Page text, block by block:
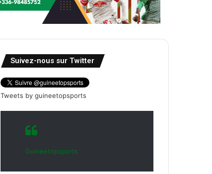
Suivez-nous sur Twitter
Tweets by guineetopsports
Guineetopsports